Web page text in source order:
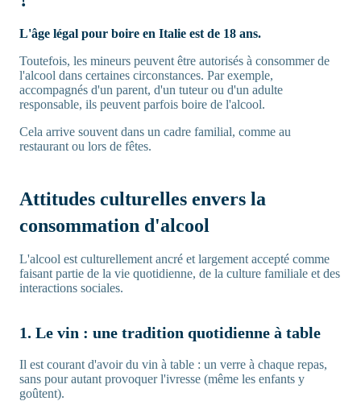
L'âge légal pour boire en Italie est de 18 ans.
Toutefois, les mineurs peuvent être autorisés à consommer de
l'alcool dans certaines circonstances. Par exemple,
accompagnés d'un parent, d'un tuteur ou d'un adulte
responsable, ils peuvent parfois boire de l'alcool.
Cela arrive souvent dans un cadre familial, comme au
restaurant ou lors de fêtes.
Attitudes culturelles envers la
consommation d'alcool
L'alcool est culturellement ancré et largement accepté comme
faisant partie de la vie quotidienne, de la culture familiale et des
interactions sociales.
1. Le vin : une tradition quotidienne à table
Il est courant d'avoir du vin à table : un verre à chaque repas,
sans pour autant provoquer l'ivresse (même les enfants y
goûtent).